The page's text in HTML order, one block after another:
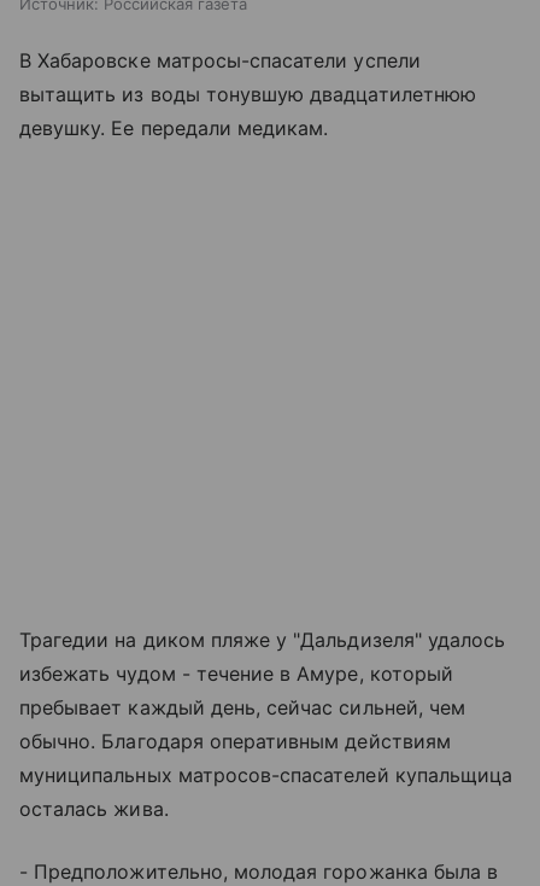
В Хабаровске матросы-спасатели успели
вытащить из воды тонувшую двадцатилетнюю
девушку. Ее передали медикам.
Трагедии на диком пляже у "Дальдизеля" удалось
избежать чудом - течение в Амуре, который
пребывает каждый день, сейчас сильней, чем
обычно. Благодаря оперативным действиям
муниципальных матросов-спасателей купальщица
осталась жива.
- Предположительно, молодая горожанка была в